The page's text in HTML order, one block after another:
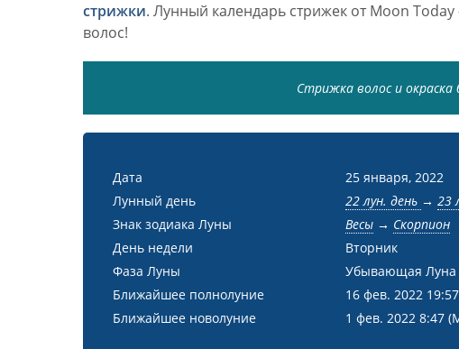
стрижки. Лунный календарь стрижек от Moon
волос!
Стрижка волос и
Дата
25 января, 2022
Лунный день
22 лун. день → 23
Знак зодиака Луны
Весы→ Скорпион
День недели
Вторник
Фаза Луны
Убывающая Луна
Ближайшее полнолуние
16 фев. 2022 19:57
Ближайшее новолуние
1 фев. 2022 8:47